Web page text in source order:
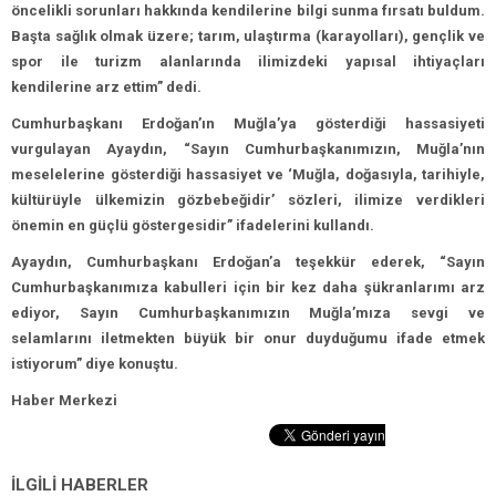
öncelikli sorunları hakkında kendilerine bilgi sunma fırsatı buldum.
Başta sağlık olmak üzere; tarım, ulaştırma (karayolları), gençlik ve
spor ile turizm alanlarında ilimizdeki yapısal ihtiyaçları
kendilerine arz ettim” dedi.
Cumhurbaşkanı Erdoğan’ın Muğla’ya gösterdiği hassasiyeti
vurgulayan Ayaydın, “Sayın Cumhurbaşkanımızın, Muğla’nın
meselelerine gösterdiği hassasiyet ve ‘Muğla, doğasıyla, tarihiyle,
kültürüyle ülkemizin gözbebeğidir’ sözleri, ilimize verdikleri
önemin en güçlü göstergesidir” ifadelerini kullandı.
Ayaydın, Cumhurbaşkanı Erdoğan’a teşekkür ederek, “Sayın
Cumhurbaşkanımıza kabulleri için bir kez daha şükranlarımı arz
ediyor, Sayın Cumhurbaşkanımızın Muğla’mıza sevgi ve
selamlarını iletmekten büyük bir onur duyduğumu ifade etmek
istiyorum” diye konuştu.
Haber Merkezi
İLGİLİ HABERLER